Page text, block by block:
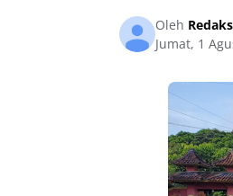
Oleh
Jumat, 1